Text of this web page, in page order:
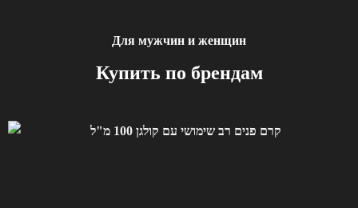
Для мужчин и женщин
Купить по брендам